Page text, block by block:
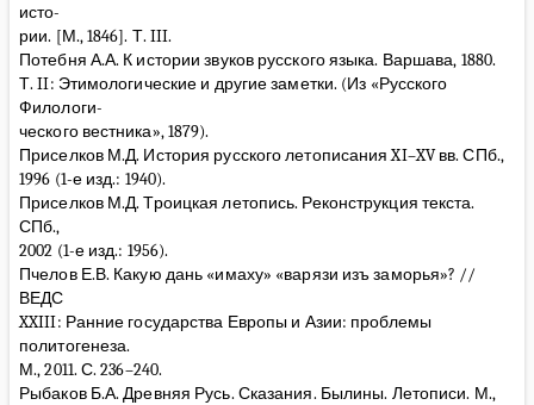
исто-
рии. [М., 1846]. Т. III.
Потебня А.А. К истории звуков русского языка. Варшава, 1880.
Т. II: Этимологические и другие заметки. (Из «Русского
Филологи-
ческого вестника», 1879).
Приселков М.Д. История русского летописания XI–XV вв. СПб.,
1996 (1-е изд.: 1940).
Приселков М.Д. Троицкая летопись. Реконструкция текста.
СПб.,
2002 (1-е изд.: 1956).
Пчелов Е.В. Какую дань «имаху» «варязи изъ заморья»? //
ВЕДС
XXIII: Ранние государства Европы и Азии: проблемы
политогенеза.
М., 2011. С. 236–240.
Рыбаков Б.А. Древняя Русь. Сказания. Былины. Летописи. М.,